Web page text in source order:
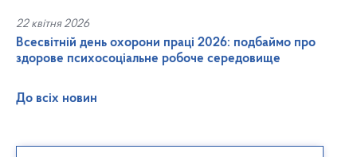
22 квітня 2026
Всесвітній день охорони праці 2026: подбаймо про
здорове психосоціальне робоче середовище
До всіх новин